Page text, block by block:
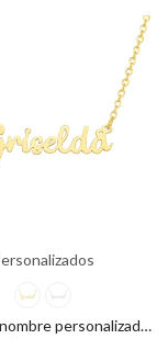
Colla con nombre personalizado cursiva